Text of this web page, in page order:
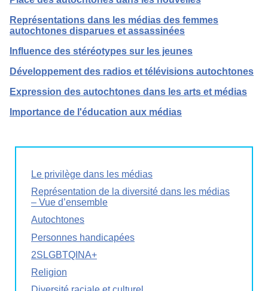
Représentations dans les médias des femmes
autochtones disparues et assassinées
Influence des stéréotypes sur les jeunes
Développement des radios et télévisions autochtones
Expression des autochtones dans les arts et médias
Importance de l'éducation aux médias
Le privilège dans les médias
Représentation de la diversité dans les médias
– Vue d’ensemble
Autochtones
Personnes handicapées
2SLGBTQINA+
Religion